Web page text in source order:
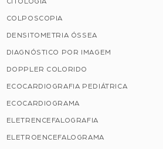
COLPOSCOPIA
DENSITOMETRIA ÓSSEA
DIAGNÓSTICO POR IMAGEM
DOPPLER COLORIDO
ECOCARDIOGRAFIA PEDIÁTRICA
ECOCARDIOGRAMA
ELETRENCEFALOGRAFIA
ELETROENCEFALOGRAMA